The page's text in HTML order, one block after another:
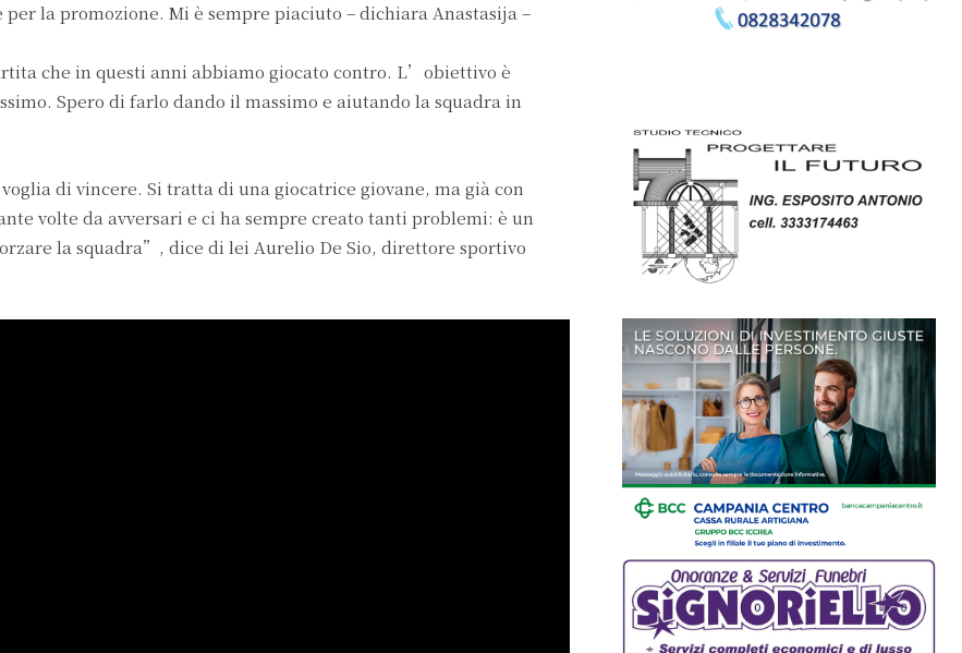
la promozione. Mi è sempre piaciuto – dichiara Anastasija –
che in questi anni abbiamo giocato contro. L’obiettivo è
Spero di farlo dando il massimo e aiutando la squadra in
di vincere. Si tratta di una giocatrice giovane, ma già con
volte da avversari e ci ha sempre creato tanti problemi: è un
la squadra”, dice di lei Aurelio De Sio, direttore sportivo